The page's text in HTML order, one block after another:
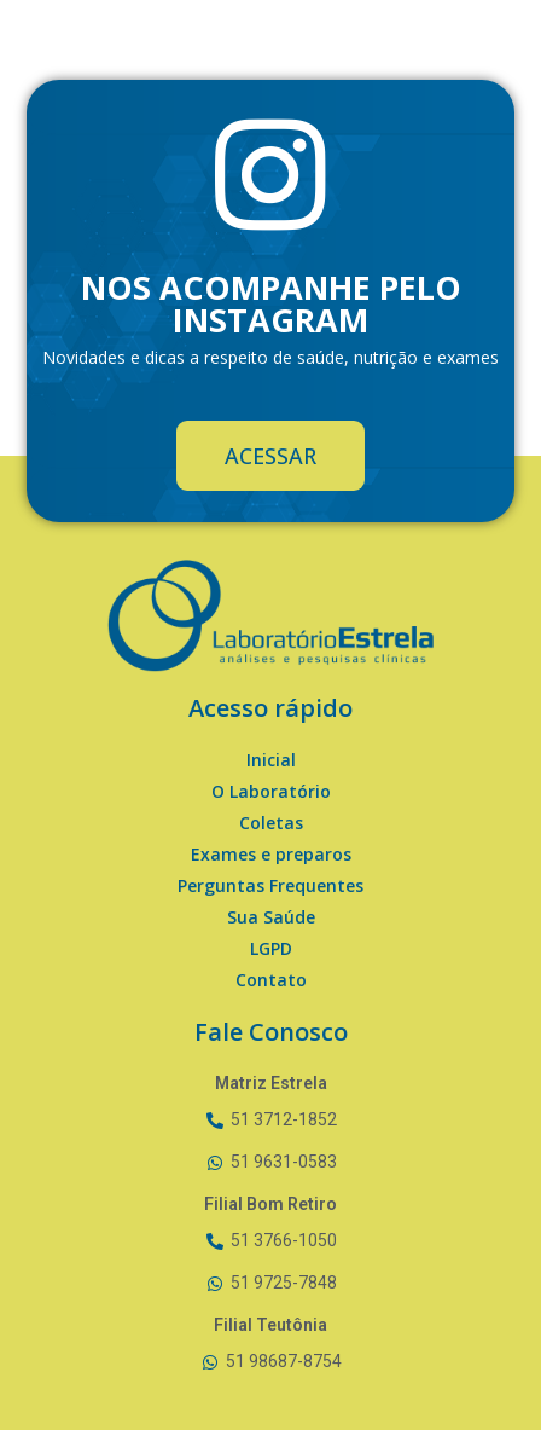
NOS ACOMPANHE PELO
INSTAGRAM
Novidades e dicas a respeito de saúde, nutrição e exames
ACESSAR
Acesso rápido
Inicial
O Laboratório
Coletas
Exames e preparos
Perguntas Frequentes
Sua Saúde
LGPD
Contato
Fale Conosco
Matriz Estrela
51 3712-1852
51 9631-0583
Filial Bom Retiro
51 3766-1050
51 9725-7848
Filial Teutônia
51 98687-8754